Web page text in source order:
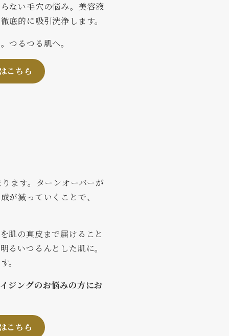
ない毛穴の悩み。美容液
底的に吸引洗浄します。
つるつる肌へ。
こちら
ます。ターンオーバーが
が減っていくことで、
肌の真皮まで届けること
るいつるんとした肌に。
。
ジングのお悩みの方にお
こちら